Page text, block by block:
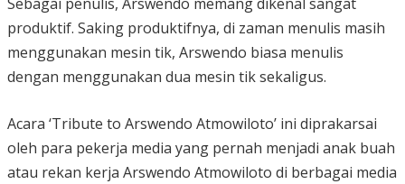
Sebagai penulis, Arswendo memang dikenal sangat
produktif. Saking produktifnya, di zaman menulis masih
menggunakan mesin tik, Arswendo biasa menulis
dengan menggunakan dua mesin tik sekaligus.
Acara ‘Tribute to Arswendo Atmowiloto’ ini diprakarsai
oleh para pekerja media yang pernah menjadi anak buah
atau rekan kerja Arswendo Atmowiloto di berbagai media